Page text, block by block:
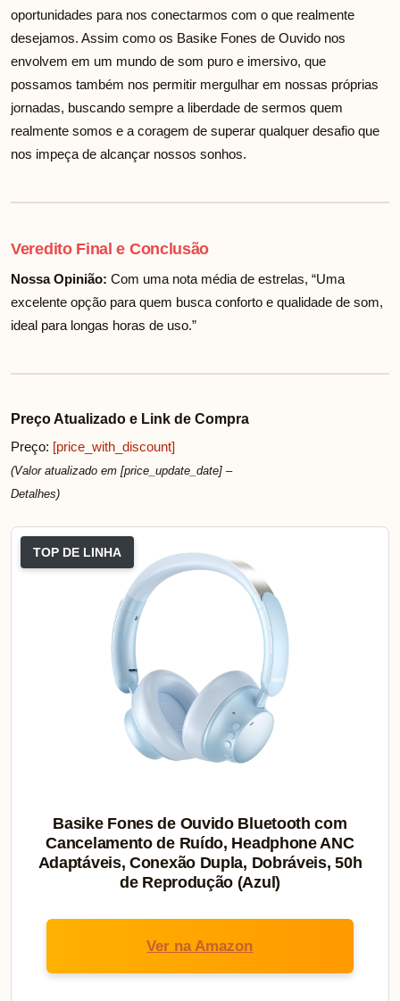
oportunidades para nos conectarmos com o que realmente
desejamos. Assim como os Basike Fones de Ouvido nos
envolvem em um mundo de som puro e imersivo, que
possamos também nos permitir mergulhar em nossas próprias
jornadas, buscando sempre a liberdade de sermos quem
realmente somos e a coragem de superar qualquer desafio que
nos impeça de alcançar nossos sonhos.
Veredito Final e Conclusão
Nossa Opinião: Com uma nota média de estrelas, “Uma
excelente opção para quem busca conforto e qualidade de som,
ideal para longas horas de uso.”
Preço Atualizado e Link de Compra
Preço: [price_with_discount]
(Valor atualizado em [price_update_date] –
Detalhes)
TOP DE LINHA
Basike Fones de Ouvido Bluetooth com
Cancelamento de Ruído, Headphone ANC
Adaptáveis, Conexão Dupla, Dobráveis, 50h
de Reprodução (Azul)
Ver na Amazon